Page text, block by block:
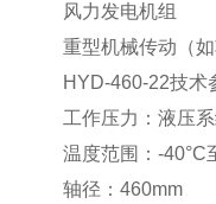
风力发电机组
重型机械传动（
HYD-460-22技术
工作压力‌：液压
温度范围‌：-40°C
轴径：460mm